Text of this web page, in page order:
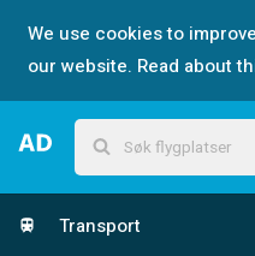
We use cookies to
our website. Read about
Transport